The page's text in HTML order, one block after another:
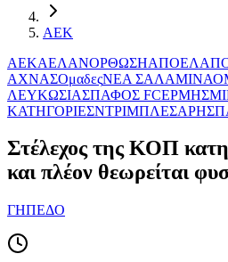
ΑΕΚ
ΑΕΚΑΕΛΑΝΟΡΘΩΣΗΑΠΟΕΛ
ΑΧΝΑΣΟμαδεςΝΕΑ ΣΑΛΑΜΙΝΑ
ΛΕΥΚΩΣΙΑΣΠΑΦΟΣ FCΕΡΜΗΣ
ΚΑΤΗΓΟΡΙΕΣΝΤΡΙΜΠΛΕΣΑΡΗΣ
Στέλεχος της ΚΟΠ
και πλέον θεωρείται
ΓΗΠΕΔΟ